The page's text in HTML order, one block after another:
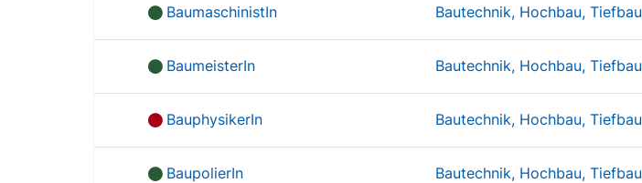
BaumaschinistIn Bautechnik, Hochbau, Tiefbau
BaumeisterIn Bautechnik, Hochbau, Tiefbau
BauphysikerIn Bautechnik, Hochbau, Tiefbau
BaupolierIn Bautechnik, Hochbau, Tiefbau